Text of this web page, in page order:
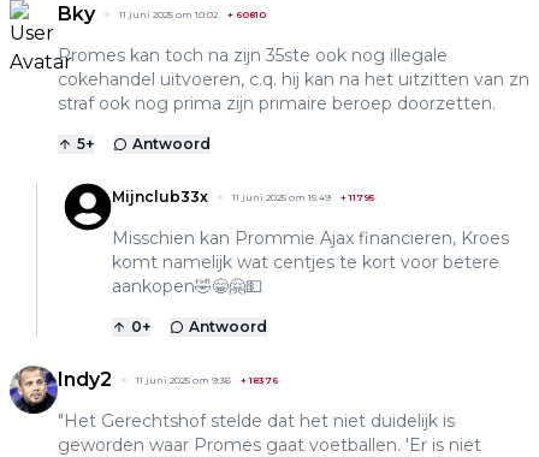
Bky 11 juni 2025 om 10:02 + 60810
Promes kan toch na zijn 35ste ook nog illegale
cokehandel uitvoeren, c.q. hij kan na het uitzitten van zn
straf ook nog prima zijn primaire beroep doorzetten.
5+ Antwoord
Mijnclub33x 11 juni 2025 om 15:49 +11795
Misschien kan Prommie Ajax financieren, Kroes
komt namelijk wat centjes te kort voor betere
aankopen🤣😁🤗💵
0+ Antwoord
Indy2 11 juni 2025 om 9:36 +18376
"Het Gerechtshof stelde dat het niet duidelijk is
geworden waar Promes gaat voetballen. 'Er is niet